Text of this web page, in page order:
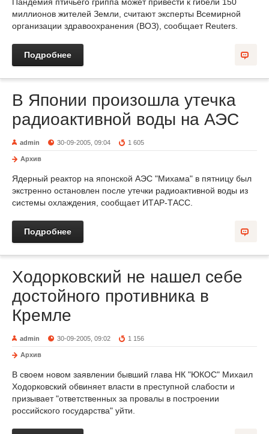
миллионов жителей Земли, считают эксперты Всемирной
организации здравоохранения (ВОЗ), сообщает Reuters.
Подробнее
В Японии произошла утечка
радиоактивной воды на АЭС
admin 30-09-2005, 09:04 1 605
Архив
Ядерный реактор на японской АЭС "Михама" в пятницу был
экстренно остановлен после утечки радиоактивной воды из
системы охлаждения, сообщает ИТАР-ТАСС.
Подробнее
Ходорковский не нашел себе
достойного противника в
Кремле
admin 30-09-2005, 09:02 1 156
Архив
В своем новом заявлении бывший глава НК "ЮКОС" Михаил
Ходорковский обвиняет власти в преступной слабости и
призывает "ответственных за провалы в построении
российского государства" уйти.